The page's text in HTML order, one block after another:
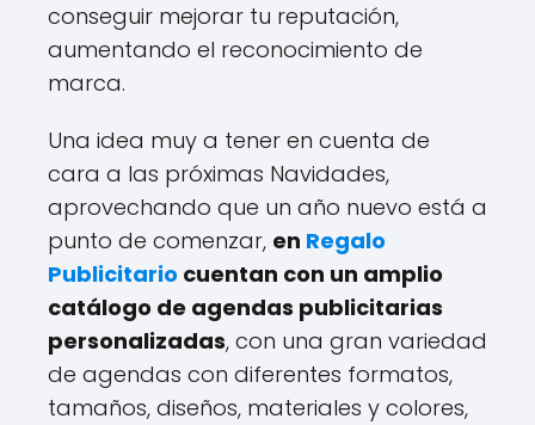
conseguir mejorar tu reputación,
aumentando el reconocimiento de
marca.
Una idea muy a tener en cuenta de
cara a las próximas Navidades,
aprovechando que un año nuevo está a
punto de comenzar, en Regalo
Publicitario cuentan con un amplio
catálogo de agendas publicitarias
personalizadas, con una gran variedad
de agendas con diferentes formatos,
tamaños, diseños, materiales y colores,